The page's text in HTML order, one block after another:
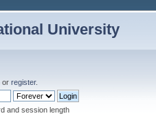
University
or register.
and session length